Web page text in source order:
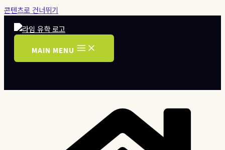
콘텐츠로 건너뛰기
MAIN MENU